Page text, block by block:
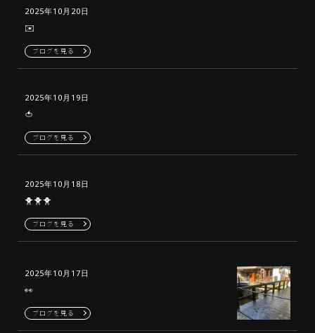
2025年10月20日
✉️
ブログを見る
2025年10月19日
🍅
ブログを見る
2025年10月18日
🐥🐥🐥
ブログを見る
2025年10月17日
👀
ブログを見る